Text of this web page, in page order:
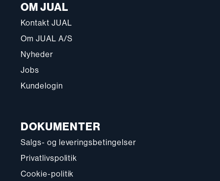
OM JUAL
Kontakt JUAL
Om JUAL A/S
Nyheder
Jobs
Kundelogin
DOKUMENTER
Salgs- og leveringsbetingelser
Privatlivspolitik
Cookie-politik